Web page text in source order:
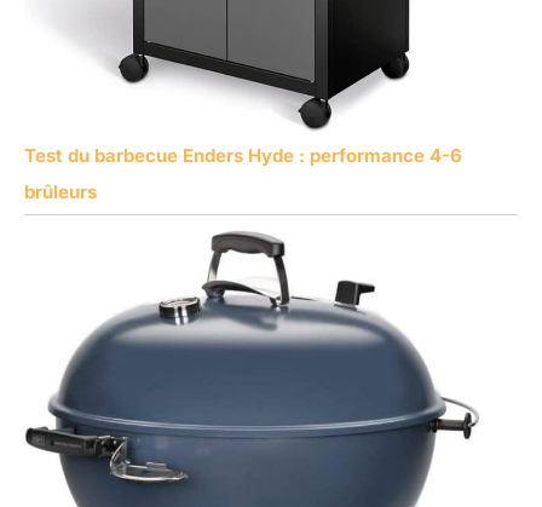
Test du barbecue Enders Hyde : performance 4-6
brûleurs